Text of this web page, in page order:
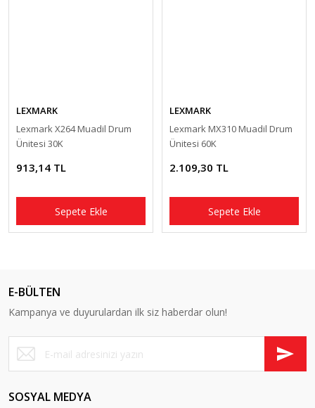
LEXMARK
Lexmark X264 Muadil Drum
Ünitesi 30K
913,14 TL
Sepete Ekle
LEXMARK
Lexmark MX310 Muadil Drum
Ünitesi 60K
2.109,30 TL
Sepete Ekle
E-BÜLTEN
Kampanya ve duyurulardan ilk siz haberdar olun!
SOSYAL MEDYA